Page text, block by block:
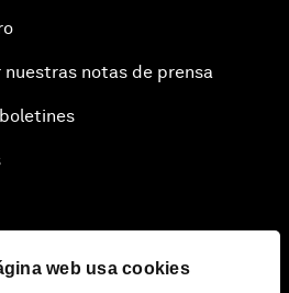
web usa cookies
notas de prensa